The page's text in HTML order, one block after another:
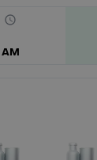
AM